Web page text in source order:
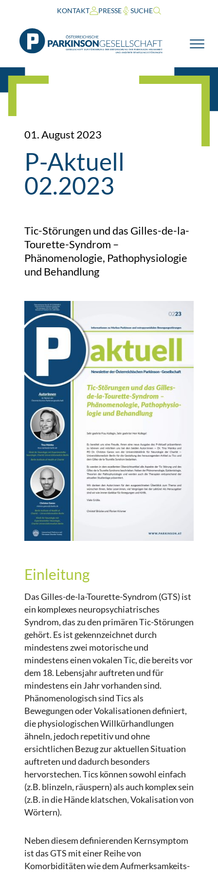
KONTAKT PRESSE SUCHE
01. August 2023
P-Aktuell
02.2023
Tic-Störungen und das Gilles-de-la-
Tourette-Syndrom –
Phänomenologie, Pathophysiologie
und Behandlung
Einleitung
Das Gilles-de-la-Tourette-Syndrom (GTS) ist
ein komplexes neuropsychiatrisches
Syndrom, das zu den primären Tic-Störungen
gehört. Es ist gekennzeichnet durch
mindestens zwei motorische und
mindestens einen vokalen Tic, die bereits vor
dem 18. Lebensjahr auftreten und für
mindestens ein Jahr vorhanden sind.
Phänomenologisch sind Tics als
Bewegungen oder Vokalisationen definiert,
die physiologischen Willkürhandlungen
ähneln, jedoch repetitiv und ohne
ersichtlichen Bezug zur aktuellen Situation
auftreten und dadurch besonders
hervorstechen. Tics können sowohl einfach
(z.B. blinzeln, räuspern) als auch komplex sein
(z.B. in die Hände klatschen, Vokalisation von
Wörtern).
Neben diesem definierenden Kernsymptom
ist das GTS mit einer Reihe von
Komorbiditäten wie dem Aufmerksamkeits-